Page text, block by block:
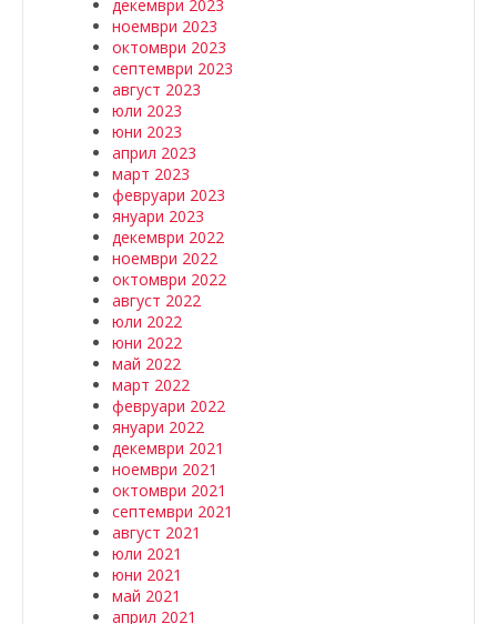
декември 2023
ноември 2023
октомври 2023
септември 2023
август 2023
юли 2023
юни 2023
април 2023
март 2023
февруари 2023
януари 2023
декември 2022
ноември 2022
октомври 2022
август 2022
юли 2022
юни 2022
май 2022
март 2022
февруари 2022
януари 2022
декември 2021
ноември 2021
октомври 2021
септември 2021
август 2021
юли 2021
юни 2021
май 2021
април 2021